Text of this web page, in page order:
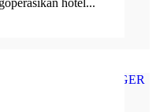
hotel...